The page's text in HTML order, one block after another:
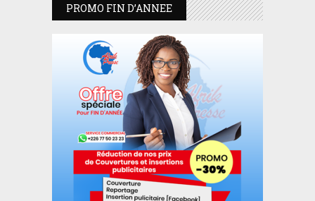
PROMO FIN D’ANNEE